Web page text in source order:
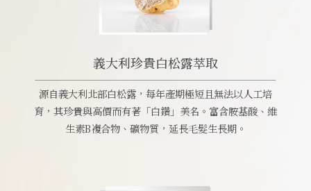
義大利珍貴白松露萃取
源自義大利北部白松露，每年產期極短且無法以人工培
育，其珍貴與高價而有著「白鑽」美名。富含胺基酸、維
生素B複合物、礦物質，延長毛髮生長期。